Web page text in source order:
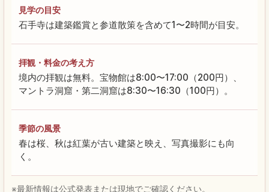
見学の目安
石手寺は建築鑑賞と参道散策を含めて1〜2時間が目安。
拝観・料金の考え方
境内の拝観は無料。宝物館は8:00〜17:00（200円）、
マントラ洞窟・第二洞窟は8:30〜16:30（100円）。
季節の風景
春は桜、秋は紅葉が古い建築と映え、写真撮影にも向
く。
※最新情報は公式発表または現地でご確認ください。